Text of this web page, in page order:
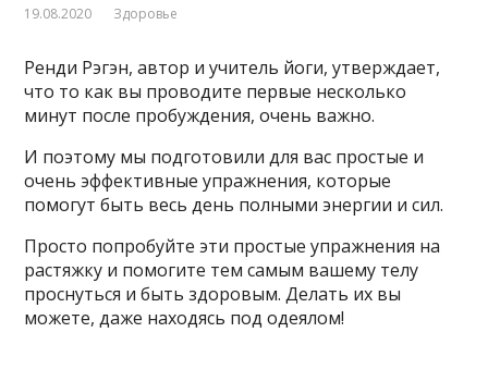
19.08.2020 Здоровье
Ренди Рэгэн, автор и учитель йоги, утверждает,
что то как вы проводите первые несколько
минут после пробуждения, очень важно.
И поэтому мы подготовили для вас простые и
очень эффективные упражнения, которые
помогут быть весь день полными энергии и сил.
Просто попробуйте эти простые упражнения на
растяжку и помогите тем самым вашему телу
проснуться и быть здоровым. Делать их вы
можете, даже находясь под одеялом!